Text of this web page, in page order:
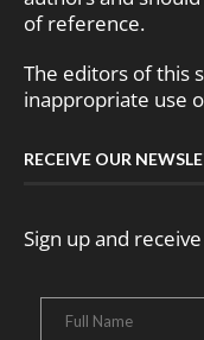
of reference.
The editors of this
inappropriate use
RECEIVE OUR
Sign up and